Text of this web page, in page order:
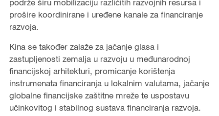
podrže širu mobilizaciju različitih razvojnih resursa i
prošire koordinirane i uređene kanale za financiranje
razvoja.
Kina se također zalaže za jačanje glasa i
zastupljenosti zemalja u razvoju u međunarodnoj
financijskoj arhitekturi, promicanje korištenja
instrumenata financiranja u lokalnim valutama, jačanje
globalne financijske zaštitne mreže te uspostavu
učinkovitog i stabilnog sustava financiranja razvoja.